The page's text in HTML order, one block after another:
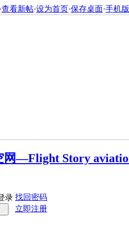
·查看新帖·设为首页·保存桌面·手机版
录 找回密码
立即注册